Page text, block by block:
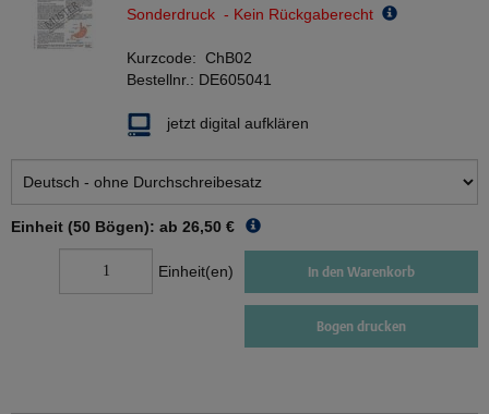
Sonderdruck - Kein Rückgaberecht
Kurzcode: ChB02
Bestellnr.: DE605041
jetzt digital aufklären
Einheit (50 Bögen): ab 26,50 €
Einheit(en) In den Warenkorb
Bogen drucken